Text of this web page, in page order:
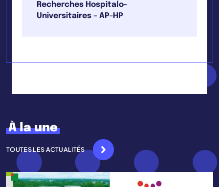
Recherches Hospitalo-
Universitaires – AP-HP
À la une
TOUTES LES ACTUALITÉS